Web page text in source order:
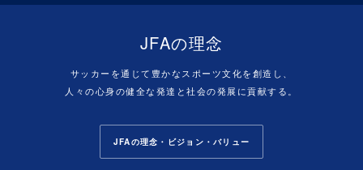
JFAの理念
サッカーを通じて豊かなスポーツ文化を創造し、
人々の心身の健全な発達と社会の発展に貢献する。
JFAの理念・ビジョン・バリュー